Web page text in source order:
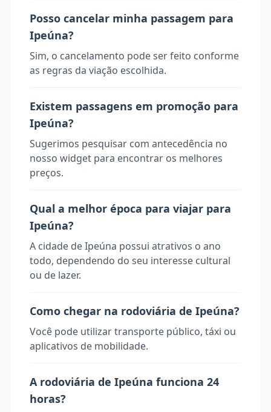
Posso cancelar minha passagem para
Ipeúna?
Sim, o cancelamento pode ser feito conforme
as regras da viação escolhida.
Existem passagens em promoção para
Ipeúna?
Sugerimos pesquisar com antecedência no
nosso widget para encontrar os melhores
preços.
Qual a melhor época para viajar para
Ipeúna?
A cidade de Ipeúna possui atrativos o ano
todo, dependendo do seu interesse cultural
ou de lazer.
Como chegar na rodoviária de Ipeúna?
Você pode utilizar transporte público, táxi ou
aplicativos de mobilidade.
A rodoviária de Ipeúna funciona 24
horas?